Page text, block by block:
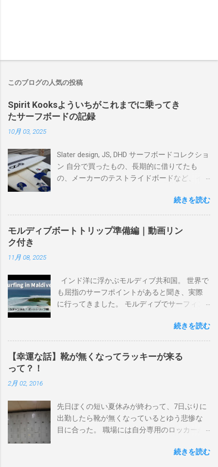
このブログの人気の投稿
Spirit Kooksよういちがこれまでに乗ってき
たサーフボードの記録
10月 03, 2025
Slater design, JS, DHD サーフボードコレクショ
ン 自分で買ったもの、長期的に借りてたも
の、メーカーのテストライドボードなど、イ
を書き残しているページです。 記録と残して
るので、過去のボードたちはもうすでに人に
譲って、手元に無いのがほとんどだけど。 色
んなサーフボードに乗って、サーフィンの世
ーメイドビーチ 最もロングライドしてきたポ
イント スナッパー、レインボーベイ、グリ
ーンマウント、クーリービーチ、キラ、レノ
狙っているポイント バーレー、キラ、レイ
ンボーベイ、クーリービーチ 絶対に入りたい
ポイント ベルズビーチ、グレートオーシャ
ナチュラル DHD DX-1
5'10"×18'3/8×2'3/16 Glassing Team 4×4
Extra Toe patch FCS Dacy 6'0 Nick Maz 5'5"×
18'7/8"×2'5/18 FCS 375mm 295mm Firewire
Slater design OMNI 5' 3"×18'5/8"×2'1/4" Round
続きを読む
モルディブボートトリップ準備編｜動画リン
ク付き
11月 08, 2025
インド洋に浮かぶモルディブ共和国。 世界で
も屈指のサーフポイントがあると聞き、実際
に行ってきました。 モルディブでサーフィン
テルやリゾートに滞在して目の前のブレイク
を独占するスタイル。もうひとつが、複数の
ポイントを巡る「ボートトリップ」です。 今
回はそのボートトリップで、時間と空間の贅
系YouTubeチャンネル「よういちチャンネル
Spirit Kooks」と、国内外のサーフトリップ専
門旅行会社「Geekoutトラベル」さんとのコラ
際に行ったアクセス方法やスケジュールをま
続きを読む
【幸運な話】靴が無くなってラッキーが来る
って？！
2月 02, 2016
先日ぼくの短い夏休みが終わって、7日ぶりに
出勤したら靴が無くなっているとゆう悲惨な
目に合った。 職場には自分専用のロッカーが
んでいるのだが、仕事中に履いているシェフ
続きを読む